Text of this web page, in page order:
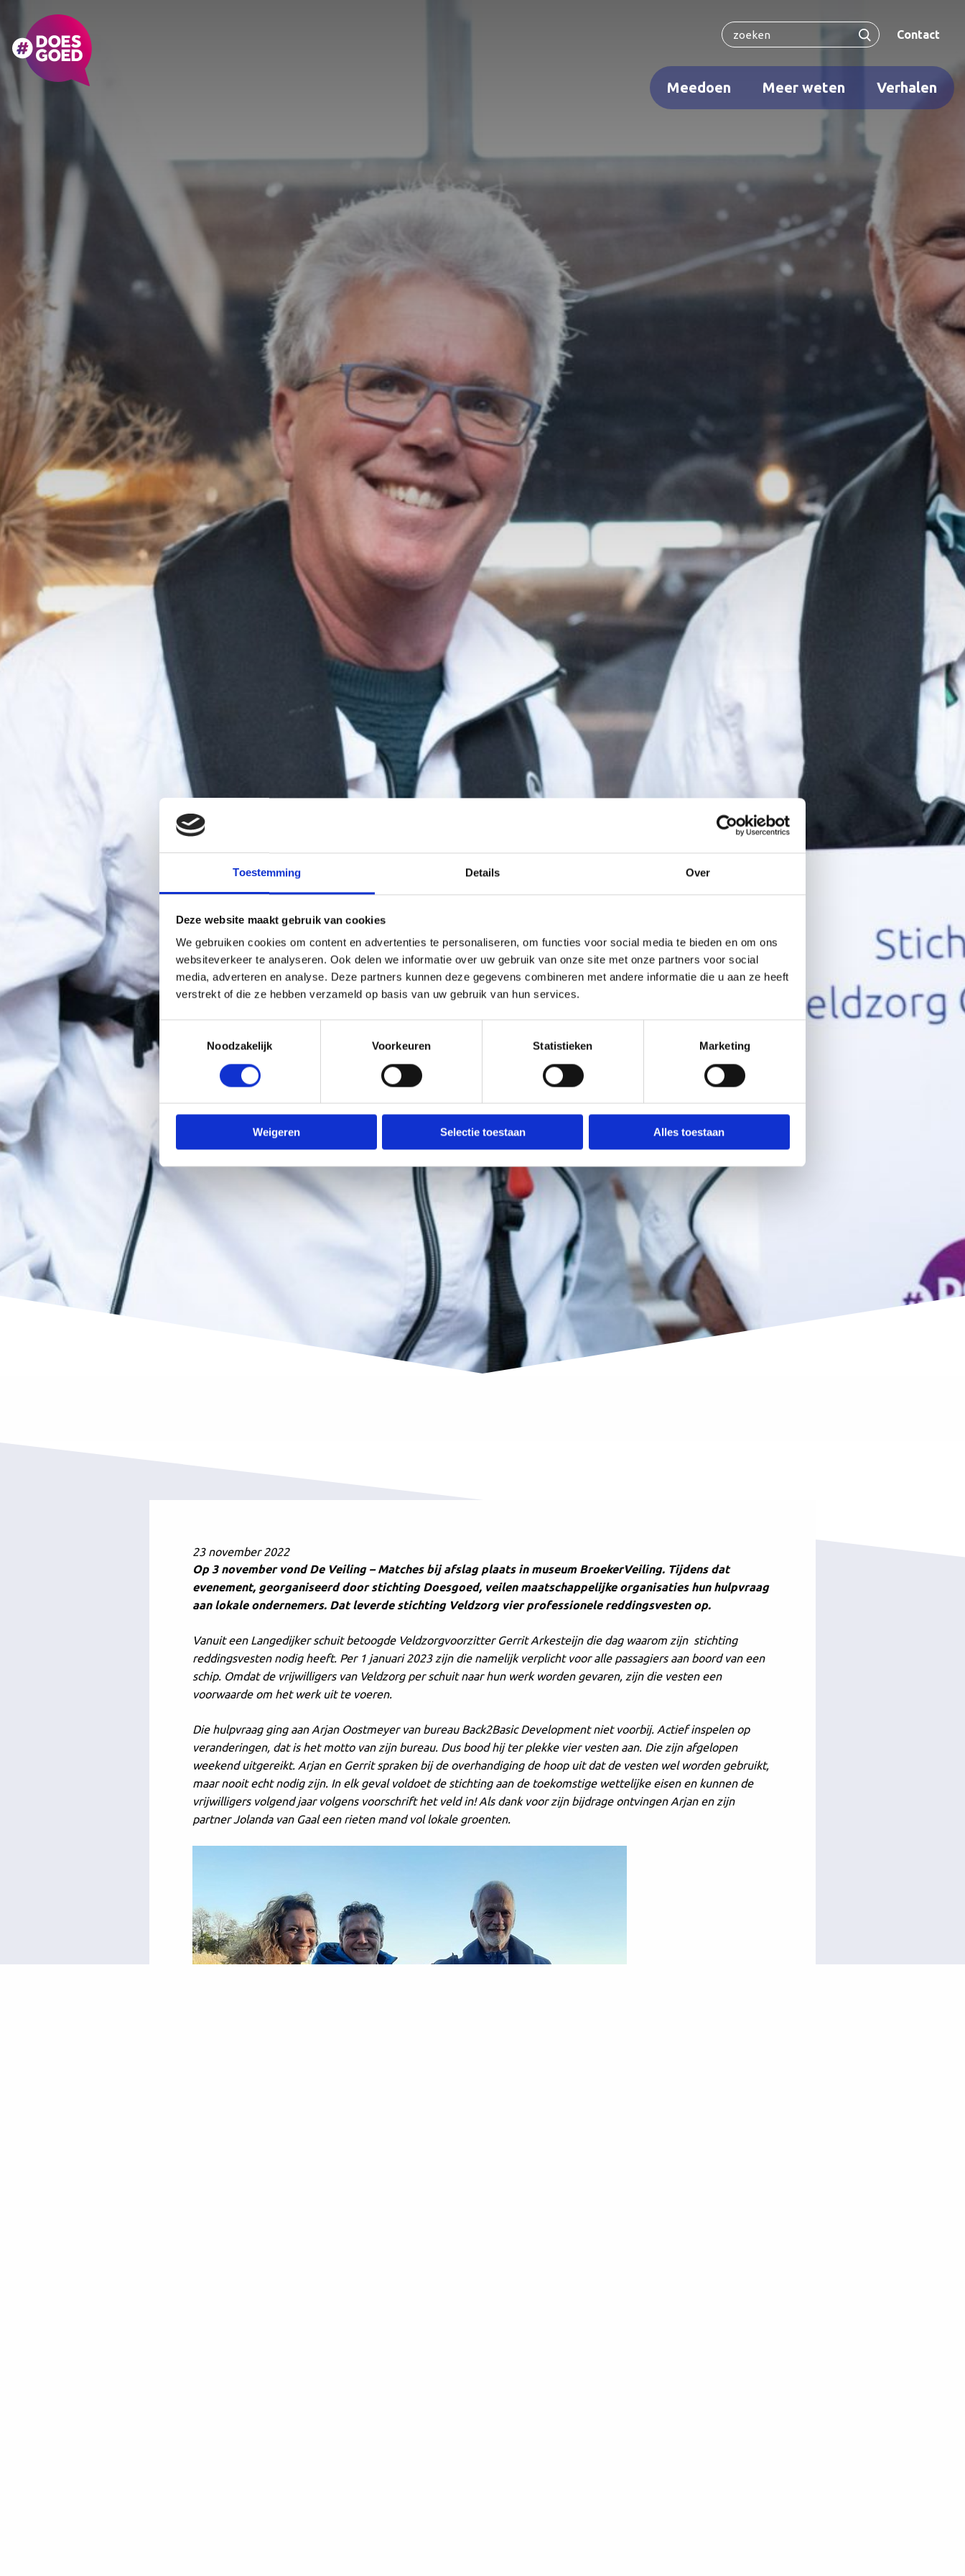
Toestemming Details Over
Deze website maakt gebruik van cookies
We gebruiken cookies om content en advertenties te personaliseren, om functies voor social media te bieden en om ons
websiteverkeer te analyseren. Ook delen we informatie over uw gebruik van onze site met onze partners voor social
media, adverteren en analyse. Deze partners kunnen deze gegevens combineren met andere informatie die u aan ze heeft
verstrekt of die ze hebben verzameld op basis van uw gebruik van hun services.
Noodzakelijk
Voorkeuren Statistieken Marketing
Weigeren Selectie toestaan Alles toestaan
Contact
Meedoen Meer weten Verhalen
23 november 2022
Op 3 november vond De Veiling – Matches bij afslag plaats in museum BroekerVeiling. Tijdens dat
evenement, georganiseerd door stichting Doesgoed, veilen maatschappelijke organisaties hun hulpvraag
aan lokale ondernemers. Dat leverde stichting Veldzorg vier professionele reddingsvesten op.
Vanuit een Langedijker schuit betoogde Veldzorgvoorzitter Gerrit Arkesteijn die dag waarom zijn stichting
reddingsvesten nodig heeft. Per 1 januari 2023 zijn die namelijk verplicht voor alle passagiers aan boord van een
schip. Omdat de vrijwilligers van Veldzorg per schuit naar hun werk worden gevaren, zijn die vesten een
voorwaarde om het werk uit te voeren.
Die hulpvraag ging aan Arjan Oostmeyer van bureau Back2Basic Development niet voorbij. Actief inspelen op
veranderingen, dat is het motto van zijn bureau. Dus bood hij ter plekke vier vesten aan. Die zijn afgelopen
weekend uitgereikt. Arjan en Gerrit spraken bij de overhandiging de hoop uit dat de vesten wel worden gebruikt,
maar nooit echt nodig zijn. In elk geval voldoet de stichting aan de toekomstige wettelijke eisen en kunnen de
vrijwilligers volgend jaar volgens voorschrift het veld in! Als dank voor zijn bijdrage ontvingen Arjan en zijn
partner Jolanda van Gaal een rieten mand vol lokale groenten.